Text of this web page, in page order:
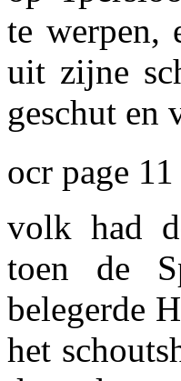
te werpen,
uit zijne
geschut
ocr page 11
volk had
toen de
belegerde
het